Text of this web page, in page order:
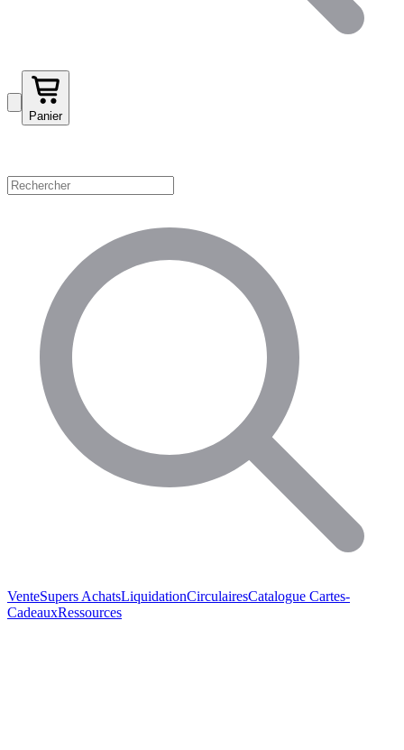
Panier
VenteSupers AchatsLiquidationCirculairesCatalogue Cartes-
CadeauxRessources